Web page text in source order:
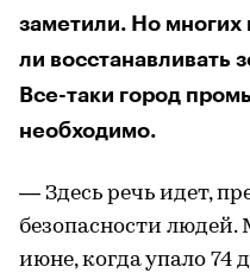
заметили. Но многих
ли восстанавливать
Все-таки город
необходимо.
— Здесь речь идет,
безопасности
июне, когда упало 74